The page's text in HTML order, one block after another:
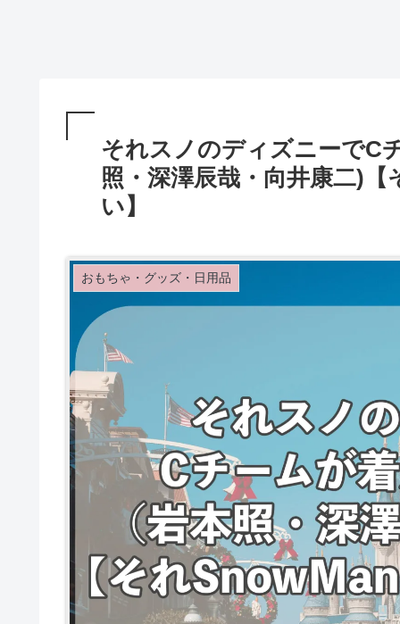
それスノのディズニーでC
照・深澤辰哉・向井康二)
い】
おもちゃ・グッズ・日用品